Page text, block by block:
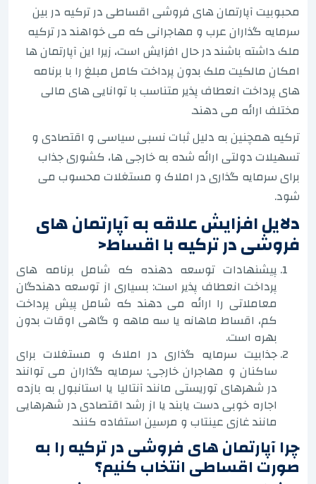
محبوبیت آپارتمان های فروشی اقساطی در ترکیه در بین
سرمایه گذاران عرب و مهاجرانی که می خواهند در ترکیه
ملک داشته باشند در حال افزایش است، زیرا این آپارتمان ها
امکان مالکیت ملک بدون پرداخت کامل مبلغ را با برنامه
های پرداخت انعطاف پذیر متناسب با توانایی های مالی
مختلف ارائه می دهند.
ترکیه همچنین به دلیل ثبات نسبی سیاسی و اقتصادی و
تسهیلات دولتی ارائه شده به خارجی ها، کشوری جذاب
برای سرمایه گذاری در املاک و مستغلات محسوب می
شود.
دلایل افزایش علاقه به آپارتمان های
فروشی در ترکیه با اقساط<
پیشنهادات توسعه دهنده که شامل برنامه های
پرداخت انعطاف پذیر است: بسیاری از توسعه دهندگان
معاملاتی را ارائه می دهند که شامل پیش پرداخت
کم، اقساط ماهانه یا سه ماهه و گاهی اوقات بدون
بهره است.
جذابیت سرمایه گذاری در املاک و مستغلات برای
ساکنان و مهاجران خارجی: سرمایه گذاران می توانند
در شهرهای توریستی مانند آنتالیا یا استانبول به بازده
اجاره خوبی دست یابند یا از رشد اقتصادی در شهرهایی
مانند غازی عینتاب و مرسین استفاده کنند.
چرا آپارتمان های فروشی در ترکیه را به
صورت اقساطی انتخاب کنیم؟